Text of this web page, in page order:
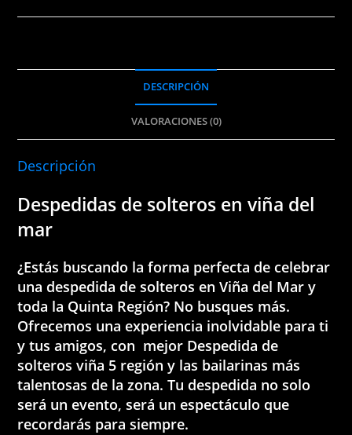
DESCRIPCIÓN
VALORACIONES (0)
Descripción
Despedidas de solteros en viña del
mar
¿Estás buscando la forma perfecta de celebrar
una despedida de solteros en Viña del Mar y
toda la Quinta Región? No busques más.
Ofrecemos una experiencia inolvidable para ti
y tus amigos, con mejor Despedida de
solteros viña 5 región y las bailarinas más
talentosas de la zona. Tu despedida no solo
será un evento, será un espectáculo que
recordarás para siempre.